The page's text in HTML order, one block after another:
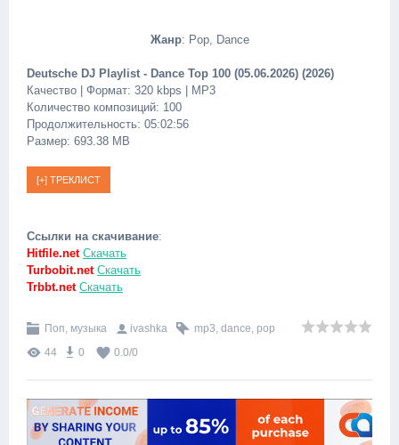
Жанр: Pop, Dance
Deutsche DJ Playlist - Dance Top 100 (05.06.2026) (2026)
Качество | Формат: 320 kbps | MP3
Количество композиций: 100
Продолжительность: 05:02:56
Размер: 693.38 MB
Ссылки на скачивание:
Hitfile.net Скачать
Turbobit.net Скачать
Trbbt.net Скачать
Поп, музыка ivashka mp3, dance, pop
44
0 0.0/0